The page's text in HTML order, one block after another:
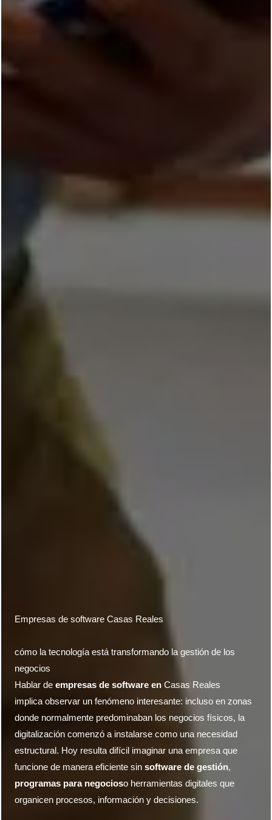
Empresas de softwareCasas Reales
cómo la tecnología está transformando la gestión de los
negocios
Hablar deempresas de software enCasas Reales
implica observar un fenómeno interesante: incluso en zonas
donde normalmente predominaban los negocios físicos, la
digitalización comenzó a instalarse como una necesidad
estructural. Hoy resulta difícil imaginar una empresa que
funcione de manera eficiente sinsoftware de gestión,
programas para negocioso herramientas digitales que
organicen procesos, información y decisiones.